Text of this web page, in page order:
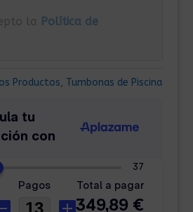
la Política de
Productos, Tumbonas de Piscina